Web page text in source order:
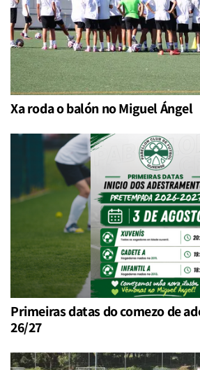
Xa roda o balón no Miguel Ángel
Primeiras datas do comezo de
26/27